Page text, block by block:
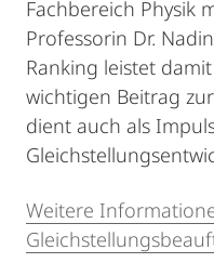
Fachbereich Physik
Professorin Dr.
Ranking leistet
wichtigen Beitrag
dient auch als
Weitere